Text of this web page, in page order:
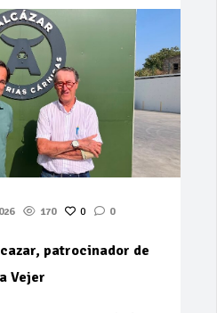
170 0 0
patrocinador de
Vejer